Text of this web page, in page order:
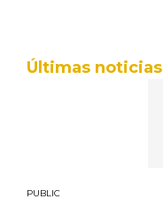
Últimas noticias
PUBLIC